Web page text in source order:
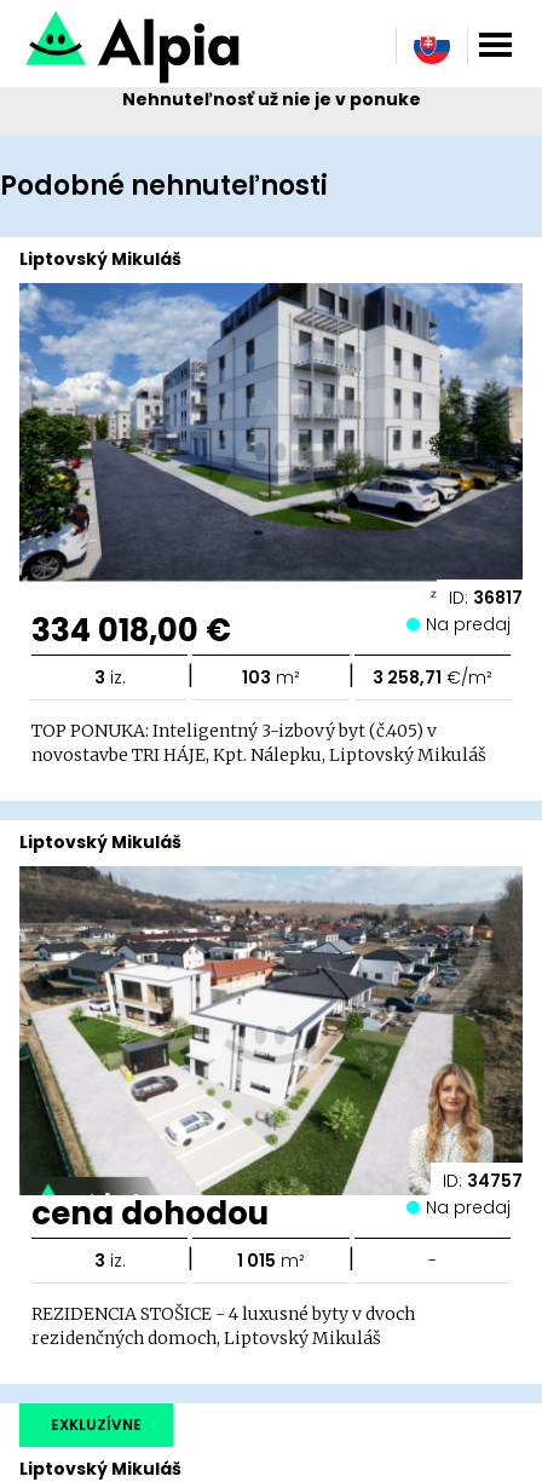
Nehnuteľnosť už nie je v ponuke
Podobné nehnuteľnosti
ID: 36817
Liptovský Mikuláš
334 018,00 € Na predaj
3 iz. | 103 m² | 3 258,71 €/m²
TOP PONUKA: Inteligentný 3-izbový byt (č.405) v
novostavbe TRI HÁJE, Kpt. Nálepku, Liptovský Mikuláš
ID: 34757
Liptovský Mikuláš
cena dohodou Na predaj
3 iz. | 1 015 m² | -
REZIDENCIA STOŠICE - 4 luxusné byty v dvoch
rezidenčných domoch, Liptovský Mikuláš
Liptovský Mikuláš
EXKLUZÍVNE